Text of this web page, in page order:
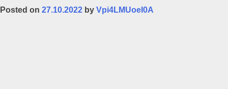
Posted on 27.10.2022 by Vpi4LMUoeI0A